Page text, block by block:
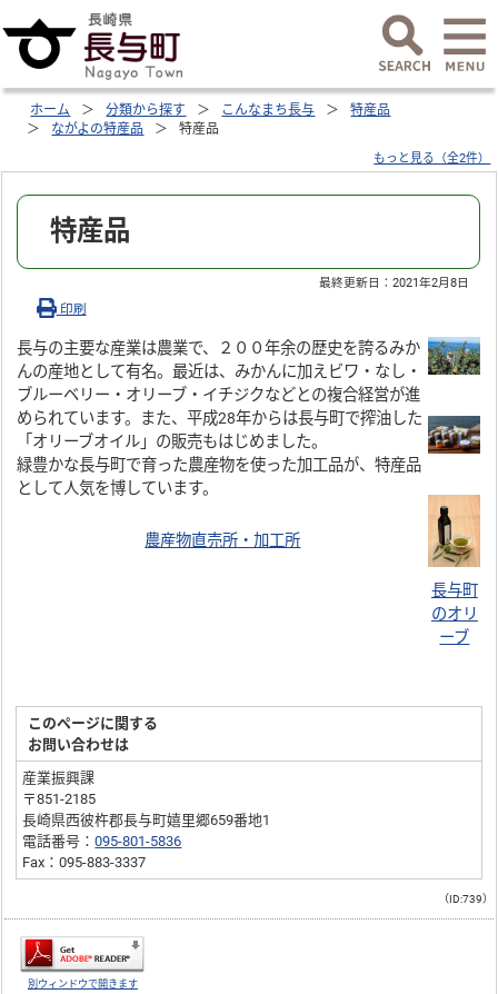
ホーム 分類から探す こんなまち長与
特産品
ながよの特産品
特産品
もっと見る（全2件）
特産品
最終更新日：2021年2月8日
印刷
長与の主要な産業は農業で、２００年余の歴史を誇るみか
んの産地として有名。最近は、みかんに加えビワ・なし・
ブルーベリー・オリーブ・イチジクなどとの複合経営が進
められています。また、平成28年からは長与町で搾油した
「オリーブオイル」の販売もはじめました。
緑豊かな長与町で育った農産物を使った加工品が、特産品
として人気を博しています。
農産物直売所・加工所
長与町
のオリ
ーブ
このページに関する
お問い合わせは
産業振興課
〒851-2185
長崎県西彼杵郡長与町嬉里郷659番地1
電話番号：095-801-5836
Fax：095-883-3337
（ID:739）
別ウィンドウで開きます